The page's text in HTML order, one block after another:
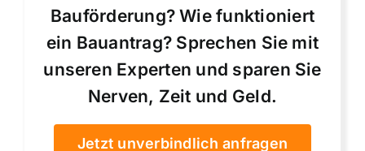
Bauförderung? Wie funktioniert
ein Bauantrag? Sprechen Sie mit
unseren Experten und sparen Sie
Nerven, Zeit und Geld.
Jetzt unverbindlich anfragen